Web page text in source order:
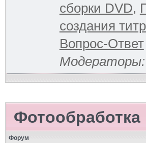
сборки DVD,
создания
Вопрос-Ответ
Модераторы:
Фотообработка
Форум